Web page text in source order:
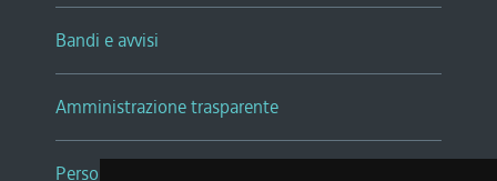
Bandi e avvisi
Amministrazione trasparente
Persone e Uffici